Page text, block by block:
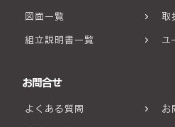
図面一覧 取
組立説明書一覧 ユ
お問合せ
よくある質問 お